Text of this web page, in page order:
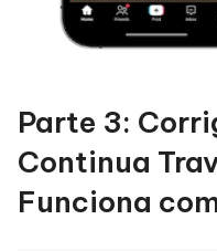
Parte 3:
Continua
Funciona